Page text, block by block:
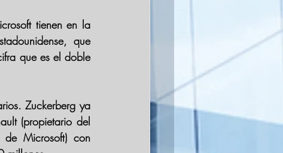
tienen en la
que
que es el doble
Zuckerberg ya
(propietario del
Microsoft) con